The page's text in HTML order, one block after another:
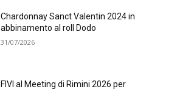
Chardonnay Sanct Valentin 2024 in
abbinamento al roll Dodo
31/07/2026
FIVI al Meeting di Rimini 2026 per